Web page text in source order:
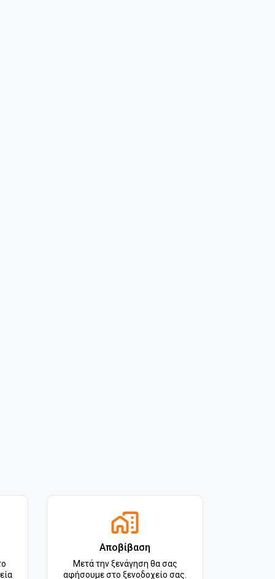
Αποβίβαση
Μετά την ξενάγηση θα σας
αφήσουμε στο ξενοδοχείο σας.